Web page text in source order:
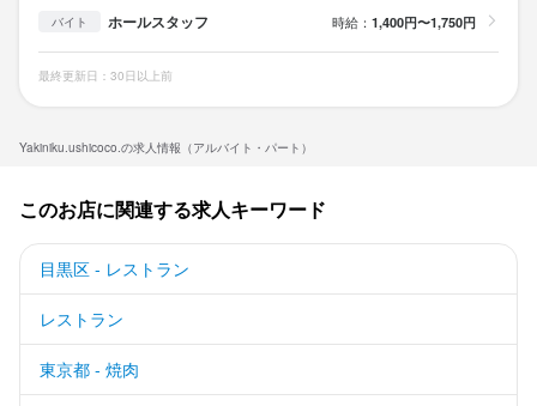
Yakiniku.ushicoco.の求人情報（アルバイト・パート）
バイト ホールスタッフ 時給： 1,400円〜1,750円
最終更新日：30日以上前
このお店に関連する求人キーワード
目黒区 - レストラン
レストラン
東京都 - 焼肉